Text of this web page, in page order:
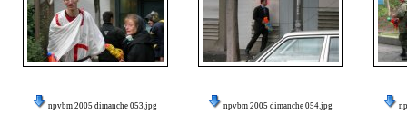
npvbm 2005 dimanche 053.jpg npvbm 2005 dimanche 054.jpg